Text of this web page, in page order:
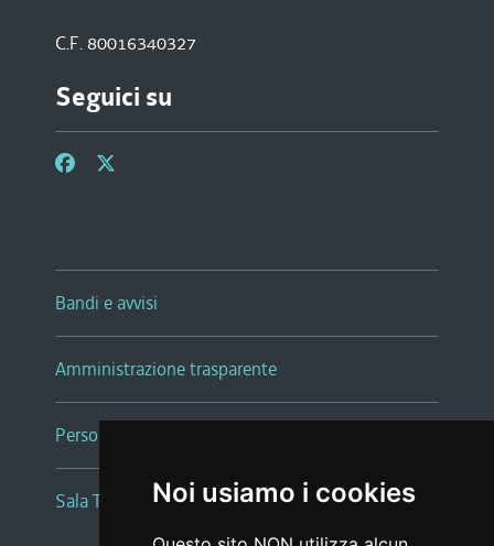
Noi usiamo i cookies
C.F. 80016340327
Seguici su
Bandi e avvisi
Amministrazione trasparente
Persone e Uffici
Sala Tiziano Tessitori